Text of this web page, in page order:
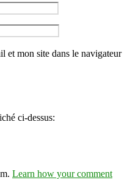
et mon site dans le navigateur
ci-dessus:
Learn how your comment